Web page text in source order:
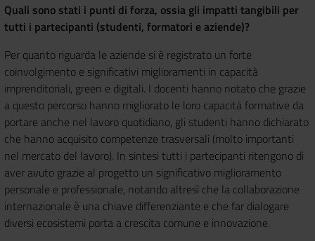
Quali sono stati i punti di forza, ossia gli impatti tangibili per
tutti i partecipanti (studenti, formatori e aziende)?
Per quanto riguarda le aziende si è registrato un forte
coinvolgimento e significativi miglioramenti in capacità
imprenditoriali, green e digitali. I docenti hanno notato che grazie
a questo percorso hanno migliorato le loro capacità formative da
portare anche nel lavoro quotidiano, gli studenti hanno dichiarato
che hanno acquisito competenze trasversali (molto importanti
nel mercato del lavoro). In sintesi tutti i partecipanti ritengono di
aver avuto grazie al progetto un significativo miglioramento
personale e professionale, notando altresì che la collaborazione
internazionale è una chiave differenziante e che far dialogare
diversi ecosistemi porta a crescita comune e innovazione.